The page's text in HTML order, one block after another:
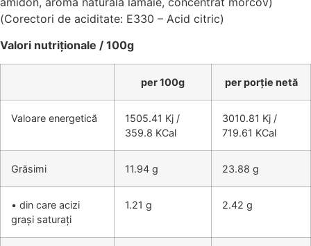
(Corectori de aciditate: E330 – Acid citric)
Valori nutriționale / 100g
per 100g per porție netă
Valoare energetică
1505.41 Kj /
359.8 KCal
3010.81 Kj /
719.61 KCal
Grăsimi 11.94 g 23.88 g
• din care acizi
grași saturați
1.21 g 2.42 g